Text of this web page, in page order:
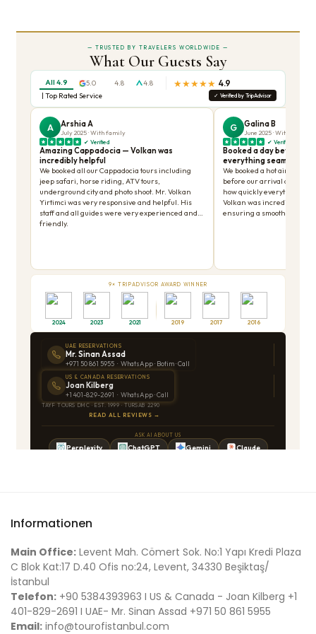
Informationen
Main Office: Levent Mah. Cömert Sok. No:1 Yapı Kredi Plaza
C Blok Kat:17 D.40 Ofis no:24, Levent, 34330 Beşiktaş/
İstanbul
Telefon: +90 5384393963 I US & Canada - Joan Kilberg +1
401-829-2691 I UAE- Mr. Sinan Assad +971 50 861 5955
Email: info@tourofistanbul.com